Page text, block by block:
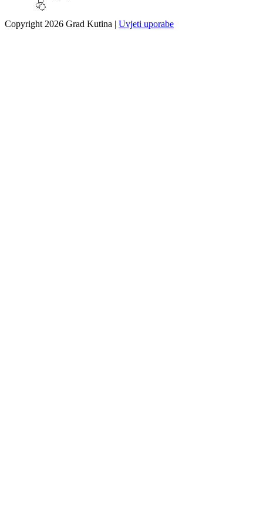
Copyright 2026 Grad Kutina | Uvjeti uporabe